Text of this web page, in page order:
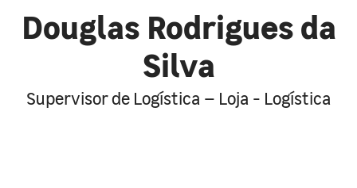
Douglas Rodrigues da
Silva
Supervisor de Logística – Loja - Logística